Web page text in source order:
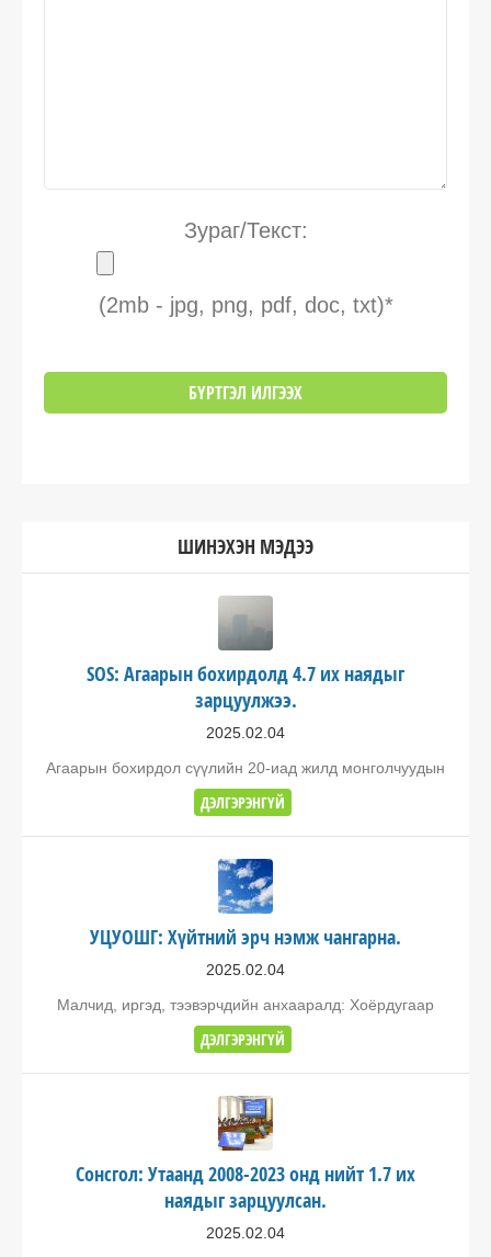
Зураг/Текст:
(2mb - jpg, png, pdf, doc, txt)*
ШИНЭХЭН МЭДЭЭ
SOS: Агаарын бохирдолд 4.7 их наядыг
зарцуулжээ.
2025.02.04
Агаарын бохирдол сүүлийн 20-иад жилд монголчуудын
ДЭЛГЭРЭНГҮЙ
УЦУОШГ: Хүйтний эрч нэмж чангарна.
2025.02.04
Малчид, иргэд, тээвэрчдийн анхааралд: Хоёрдугаар
ДЭЛГЭРЭНГҮЙ
Сонсгол: Утаанд 2008-2023 онд нийт 1.7 их
наядыг зарцуулсан.
2025.02.04